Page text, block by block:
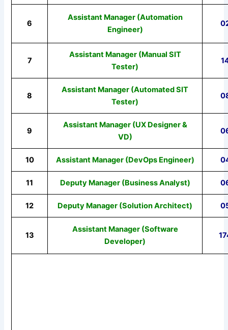
6
Assistant Manager (Automation
Engineer)
7
Assistant Manager (Manual SIT
Tester)
8
Assistant Manager (Automated SIT
Tester)
9
Assistant Manager (UX Designer &
VD)
10 Assistant Manager (DevOps Engineer)
11 Deputy Manager (Business Analyst)
12 Deputy Manager (Solution Architect)
13
Assistant Manager (Software
Developer)